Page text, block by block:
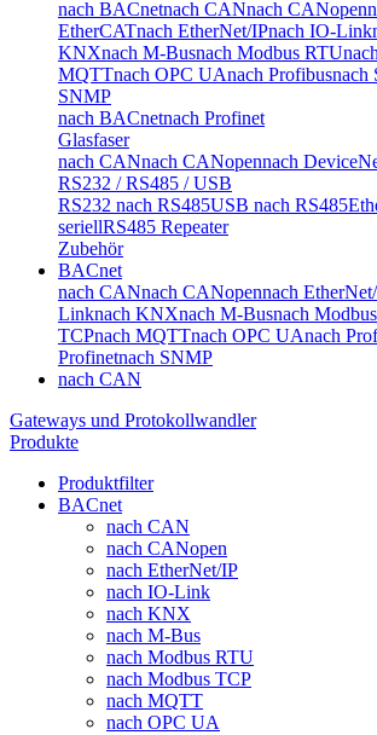
nach BACnetnach CANnach CANopen
EtherCATnach EtherNet/IPnach IO-Link
KNXnach M-Busnach Modbus RTU
MQTTnach OPC UAnach Profibusnach
SNMP
nach BACnetnach Profinet
Glasfaser
nach CANnach CANopennach
RS232 / RS485 / USB
RS232 nach RS485USB nach RS485
seriellRS485 Repeater
Zubehör
BACnet
nach CANnach CANopennach
Linknach KNXnach M-Busnach
TCPnach MQTTnach OPC UAnach
Profinetnach SNMP
nach CAN
Gateways und Protokollwandler
Produkte
Produktfilter
BACnet
nach CAN
nach CANopen
nach EtherNet/IP
nach IO-Link
nach KNX
nach M-Bus
nach Modbus RTU
nach Modbus TCP
nach MQTT
nach OPC UA